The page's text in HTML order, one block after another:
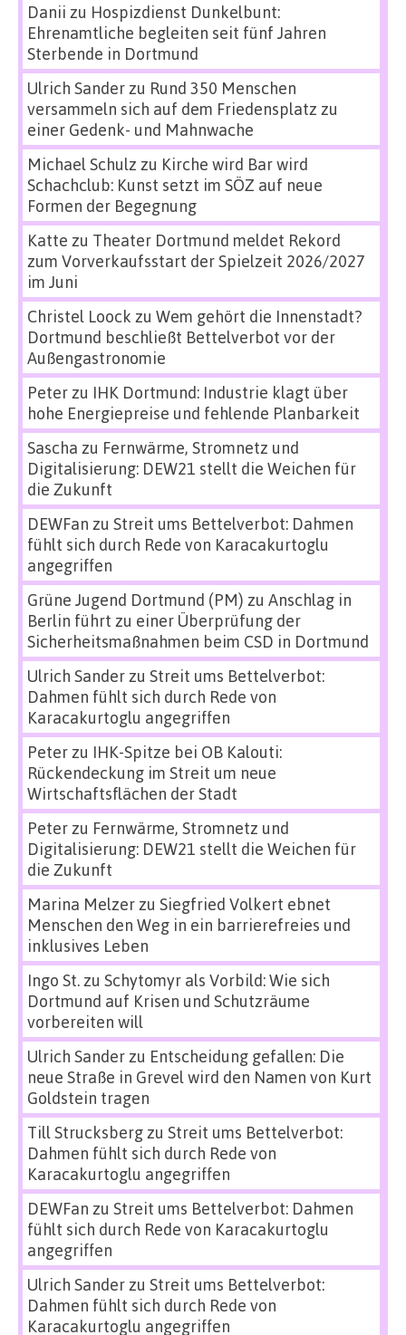
Danii zu Hospizdienst Dunkelbunt:
Ehrenamtliche begleiten seit fünf Jahren
Sterbende in Dortmund
Ulrich Sanderzu Rund 350 Menschen
versammeln sich auf dem Friedensplatz zu
einer Gedenk- und Mahnwache
Michael Schulz zu Kirche wird Bar wird
Schachclub: Kunst setzt im SÖZ auf neue
Formen der Begegnung
Katte zu Theater Dortmund meldet Rekord
zum Vorverkaufsstart der Spielzeit 2026/2027
im Juni
Christel Loock zu Wem gehört die Innenstadt?
Dortmund beschließt Bettelverbot vor der
Außengastronomie
Peterzu IHK Dortmund: Industrie klagt über
hohe Energiepreise und fehlende Planbarkeit
Sascha zu Fernwärme, Stromnetz und
Digitalisierung: DEW21 stellt die Weichen für
die Zukunft
DEWFan zu Streit ums Bettelverbot: Dahmen
fühlt sich durch Rede von Karacakurtoglu
angegriffen
Grüne Jugend Dortmund (PM) zu Anschlag in
Berlin führt zu einer Überprüfung der
Sicherheitsmaßnahmen beim CSD in Dortmund
Ulrich Sanderzu Streit ums Bettelverbot:
Dahmen fühlt sich durch Rede von
Karacakurtoglu angegriffen
Peterzu IHK-Spitze bei OB Kalouti:
Rückendeckung im Streit um neue
Wirtschaftsflächen der Stadt
Peterzu Fernwärme, Stromnetz und
Digitalisierung: DEW21 stellt die Weichen für
die Zukunft
Marina Melzerzu Siegfried Volkert ebnet
Menschen den Weg in ein barrierefreies und
inklusives Leben
Ingo St.zu Schytomyr als Vorbild: Wie sich
Dortmund auf Krisen und Schutzräume
vorbereiten will
Ulrich Sanderzu Entscheidung gefallen: Die
neue Straße in Grevel wird den Namen von Kurt
Goldstein tragen
Till Strucksbergzu Streit ums Bettelverbot:
Dahmen fühlt sich durch Rede von
Karacakurtoglu angegriffen
DEWFan zu Streit ums Bettelverbot: Dahmen
fühlt sich durch Rede von Karacakurtoglu
angegriffen
Ulrich Sanderzu Streit ums Bettelverbot:
Dahmen fühlt sich durch Rede von
Karacakurtoglu angegriffen